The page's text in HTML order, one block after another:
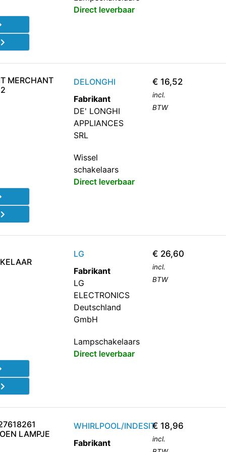
Direct leverbaar
MERCHANT
DELONGHI
Fabrikant
DE' LONGHI
APPLIANCES
SRL
Wissel
schakelaars
Direct leverbaar
€ 16,52
incl.
BTW
LG
Fabrikant
LG
ELECTRONICS
Deutschland
GmbH
Lampschakelaars
Direct leverbaar
€ 26,60
incl.
BTW
LAMPJE
WHIRLPOOL/INDESIT
Fabrikant
€ 18,96
incl.